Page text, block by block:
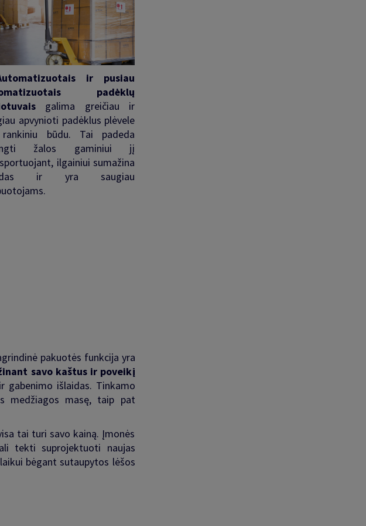
ir pusiau
padėklų
galima greičiau ir
apvynioti padėklus plėvele
būdu. Tai padeda
žalos gaminiui jį
ilgainiui sumažina
ir yra saugiau
.
pakuotės funkcija yra
savo kaštus ir poveikį
gabenimo išlaidas. Tinkamo
medžiagos masę, taip pat
tai turi savo kainą. Įmonės
tekti suprojektuoti naujas
bėgant sutaupytos lėšos